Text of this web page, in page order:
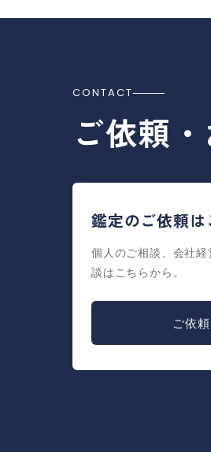
CONTACT
ご依頼
鑑定のご依頼は
個人のご相談、会社
談はこちらから。
ご依